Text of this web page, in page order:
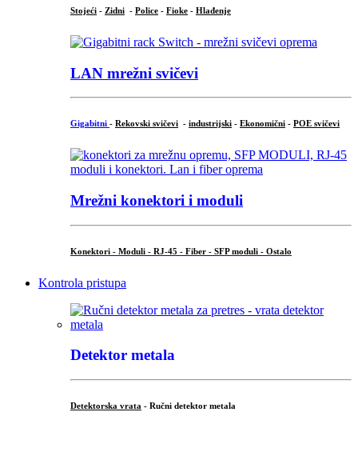
Stojeći - Zidni - Police - Fioke - Hlađenje
LAN mrežni svičevi
Gigabitni - Rekovski svičevi - industrijski - Ekonomični - POE svičevi
Mrežni konektori i moduli
Konektori - Moduli - RJ-45 - Fiber - SFP moduli - Ostalo
Kontrola pristupa
Detektor metala
Detektorska vrata - Ručni detektor metala